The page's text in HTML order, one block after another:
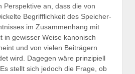
Perspektive an, dass die von
Begrifflichkeit des Speicher-
im Zusammenhang mit
in gewisser Weise kanonisch
und von vielen Beiträgern
wird. Dagegen wäre prinzipiell
stellt sich jedoch die Frage, ob